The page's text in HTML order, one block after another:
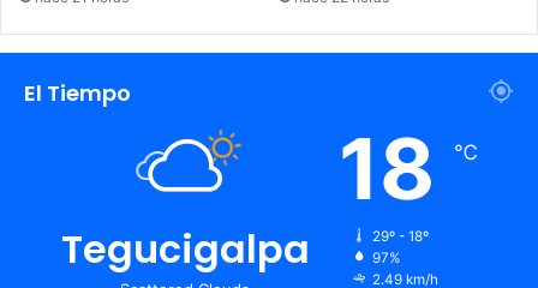
El Tiempo
Tegucigalpa
18 ℃
29º - 18º
97%
2.49 km/h